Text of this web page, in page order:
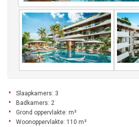
Slaapkamers: 3
Badkamers: 2
Grond oppervlakte: m²
Woonoppervlakte: 110 m²